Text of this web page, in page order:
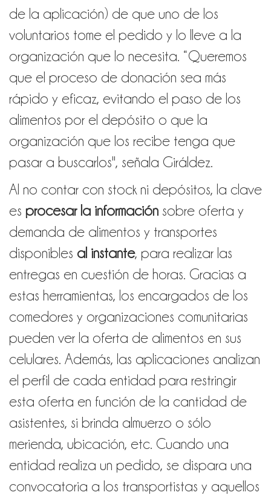
de la aplicación) de que uno de los
voluntarios tome el pedido y lo lleve a la
organización que lo necesita. “Queremos
que el proceso de donación sea más
rápido y eficaz, evitando el paso de los
alimentos por el depósito o que la
organización que los recibe tenga que
pasar a buscarlos", señala Giráldez.
Al no contar con stock ni depósitos, la clave
es procesar la información sobre oferta y
demanda de alimentos y transportes
disponibles al instante, para realizar las
entregas en cuestión de horas. Gracias a
estas herramientas, los encargados de los
comedores y organizaciones comunitarias
pueden ver la oferta de alimentos en sus
celulares. Además, las aplicaciones analizan
el perfil de cada entidad para restringir
esta oferta en función de la cantidad de
asistentes, si brinda almuerzo o sólo
merienda, ubicación, etc. Cuando una
entidad realiza un pedido, se dispara una
convocatoria a los transportistas y aquellos